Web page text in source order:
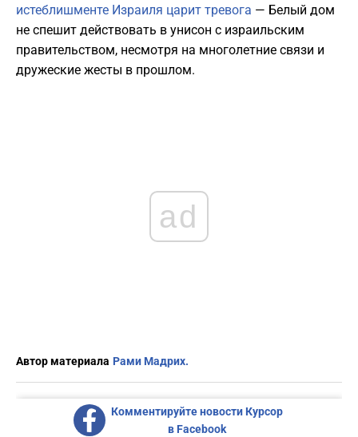
истеблишменте Израиля царит тревога — Белый дом
не спешит действовать в унисон с израильским
правительством, несмотря на многолетние связи и
дружеские жесты в прошлом.
ad
Автор материала Рами Мадрих.
Комментируйте новости Курсор
в Facebook